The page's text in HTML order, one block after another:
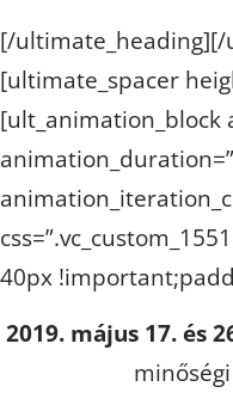
[/ultimate_heading][/
[ultimate_spacer
[ult_animation_block
40px
2019. május 17. és